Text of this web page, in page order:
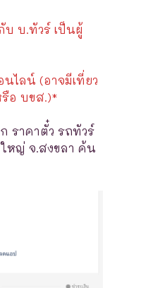
บ บ.ทัวร์ เป็นผู้
นไลน์ (อาจมีเที่ยว
รือ บขส.)*
ราคาตั๋ว รถทัวร์
หญ่ จ.สงขลา ค้น